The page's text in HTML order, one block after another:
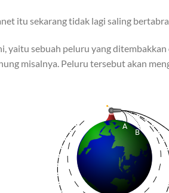
itu sekarang tidak lagi saling
yaitu sebuah peluru yang
misalnya. Peluru tersebut akan